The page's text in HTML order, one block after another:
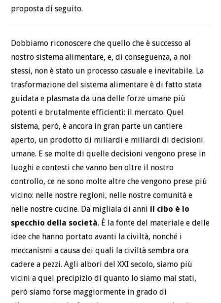
proposta di seguito.
Dobbiamo riconoscere che quello che è successo al
nostro sistema alimentare, e, di conseguenza, a noi
stessi, non è stato un processo casuale e inevitabile. La
trasformazione del sistema alimentare è di fatto stata
guidata e plasmata da una delle forze umane più
potenti e brutalmente efficienti: il mercato. Quel
sistema, però, è ancora in gran parte un cantiere
aperto, un prodotto di miliardi e miliardi di decisioni
umane. E se molte di quelle decisioni vengono prese in
luoghi e contesti che vanno ben oltre il nostro
controllo, ce ne sono molte altre che vengono prese più
vicino: nelle nostre regioni, nelle nostre comunità e
nelle nostre cucine. Da migliaia di anni il cibo è lo
specchio della società. È la fonte del materiale e delle
idee che hanno portato avanti la civiltà, nonché i
meccanismi a causa dei quali la civiltà sembra ora
cadere a pezzi. Agli albori del XXI secolo, siamo più
vicini a quel precipizio di quanto lo siamo mai stati,
però siamo forse maggiormente in grado di